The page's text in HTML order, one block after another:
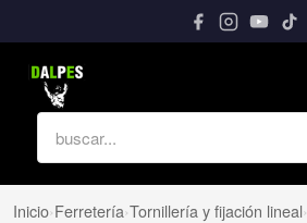
Inicio›Ferretería›Tornillería y fijación lineal›